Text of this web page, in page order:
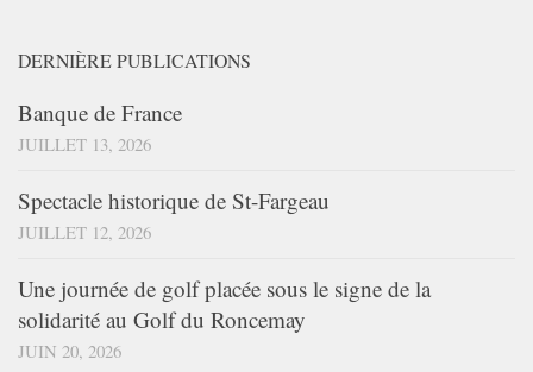
DERNIÈRE PUBLICATIONS
Banque de France
JUILLET 13, 2026
Spectacle historique de St-Fargeau
JUILLET 12, 2026
Une journée de golf placée sous le signe de la
solidarité au Golf du Roncemay
JUIN 20, 2026